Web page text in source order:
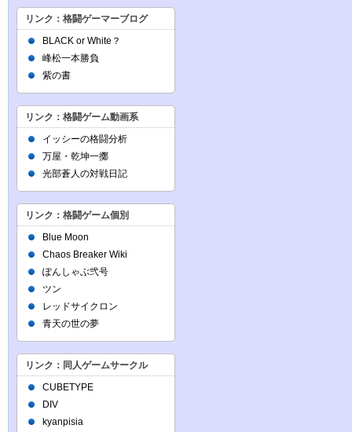
リンク：格闘ゲーマーブログ
BLACK or White？
峰松一本勝負
紫の書
リンク：格闘ゲーム動画系
イッシーの格闘分析
万屋・乾坤一擲
光部蒼人の対戦日記
リンク：格闘ゲーム個別
Blue Moon
Chaos Breaker Wiki
ぽんしゃぶ弐号
ツン
レッドサイクロン
青天の世の夢
リンク：同人ゲームサークル
CUBETYPE
DIV
kyanpisia